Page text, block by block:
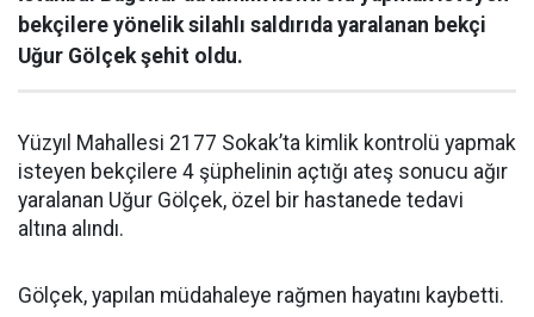
bekçilere yönelik silahlı saldırıda yaralanan bekçi
Uğur Gölçek şehit oldu.
Yüzyıl Mahallesi 2177 Sokak’ta kimlik kontrolü yapmak
isteyen bekçilere 4 şüphelinin açtığı ateş sonucu ağır
yaralanan Uğur Gölçek, özel bir hastanede tedavi
altına alındı.
Gölçek, yapılan müdahaleye rağmen hayatını kaybetti.